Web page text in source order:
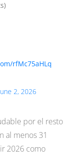
rfMc75aHLq
2, 2026
por el resto
al menos 31
2026 como